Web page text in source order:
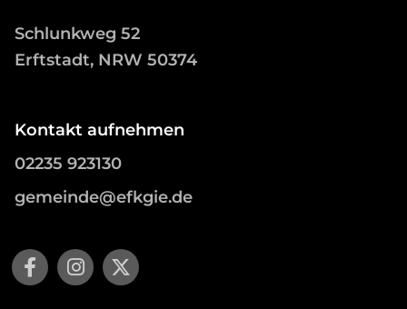
Schlunkweg 52
Erftstadt, NRW 50374
Kontakt aufnehmen
02235 923130
gemeinde@efkgie.de